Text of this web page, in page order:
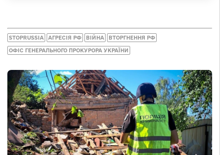
STOPRUSSIA АГРЕСІЯ РФ ВІЙНА ВТОРГНЕННЯ РФ
ОФІС ГЕНЕРАЛЬНОГО ПРОКУРОРА УКРАЇНИ